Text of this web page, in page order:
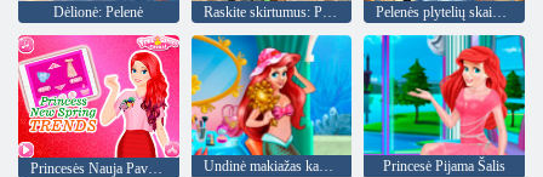
Dėlionė: Pelenė Raskite skirtumus: Pelenė Pelenės plytelių skaidrės iššūkis
Undinė makiažas kambarys Princesė Pijama Šalis